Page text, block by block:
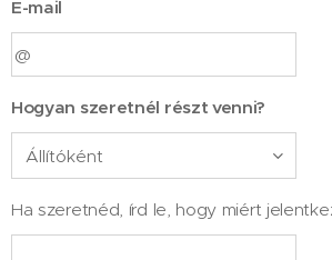
E-mail
Hogyan szeretnél részt venni?
Ha szeretnéd, írd le, hogy miért